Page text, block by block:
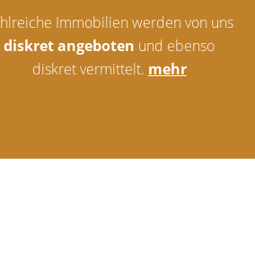
Immobilien werden von uns
diskret angeboten und ebenso
diskret vermittelt. mehr